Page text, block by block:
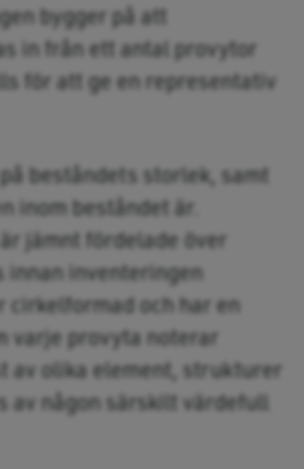
bygger på att
in från ett antal provytor
för att ge en representativ
beståndets storlek, samt
inom beståndet är.
jämnt fördelade över
innan inventeringen
cirkelformad och har en
varje provyta noterar
av olika element, strukturer
av någon särskilt värdefull